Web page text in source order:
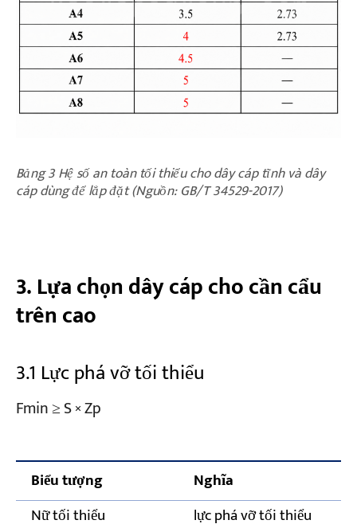
Bảng 3 Hệ số an toàn tối thiểu cho dây cáp tĩnh và dây
cáp dùng để lắp đặt (Nguồn: GB/T 34529-2017)
3. Lựa chọn dây cáp cho cần cẩu
trên cao
3.1 Lực phá vỡ tối thiểu
Fmin ≥ S × Zp
Biểu tượng
Nghĩa
Nữ tối thiểu
lực phá vỡ tối thiểu